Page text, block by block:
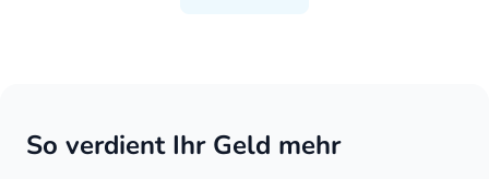
So verdient Ihr Geld mehr